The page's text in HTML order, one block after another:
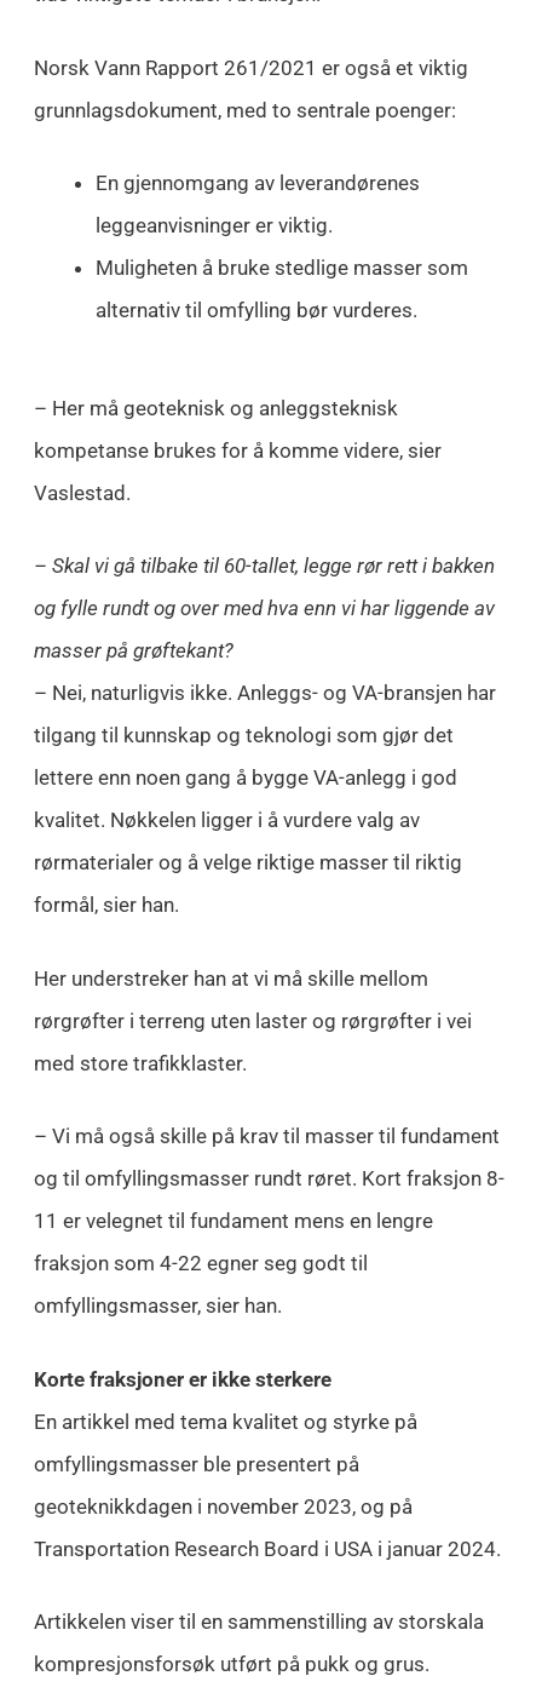
Norsk Vann Rapport 261/2021 er også et viktig
grunnlagsdokument, med to sentrale poenger:
En gjennomgang av leverandørenes
leggeanvisninger er viktig.
Muligheten å bruke stedlige masser som
alternativ til omfylling bør vurderes.
– Her må geoteknisk og anleggsteknisk
kompetanse brukes for å komme videre, sier
Vaslestad.
– Skal vi gå tilbake til 60-tallet, legge rør rett i bakken
og fylle rundt og over med hva enn vi har liggende av
masser på grøftekant?
– Nei, naturligvis ikke. Anleggs- og VA-bransjen har
tilgang til kunnskap og teknologi som gjør det
lettere enn noen gang å bygge VA-anlegg i god
kvalitet. Nøkkelen ligger i å vurdere valg av
rørmaterialer og å velge riktige masser til riktig
formål, sier han.
Her understreker han at vi må skille mellom
rørgrøfter i terreng uten laster og rørgrøfter i vei
med store trafikklaster.
– Vi må også skille på krav til masser til fundament
og til omfyllingsmasser rundt røret. Kort fraksjon 8-
11 er velegnet til fundament mens en lengre
fraksjon som 4-22 egner seg godt til
omfyllingsmasser, sier han.
Korte fraksjoner er ikke sterkere
En artikkel med tema kvalitet og styrke på
omfyllingsmasser ble presentert på
geoteknikkdagen i november 2023, og på
Transportation Research Board i USA i januar 2024.
Artikkelen viser til en sammenstilling av storskala
kompresjonsforsøk utført på pukk og grus.